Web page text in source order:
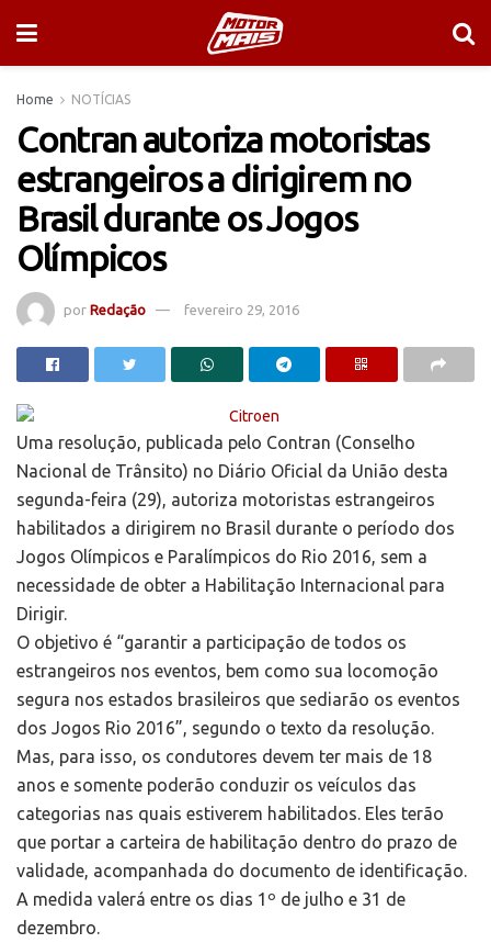
Home NOTÍCIAS
Contran autoriza motoristas
estrangeiros a dirigirem no
Brasil durante os Jogos
Olímpicos
por Redação fevereiro 29, 2016
Uma resolução, publicada pelo Contran (Conselho
Nacional de Trânsito) no Diário Oficial da União desta
segunda-feira (29), autoriza motoristas estrangeiros
habilitados a dirigirem no Brasil durante o período dos
Jogos Olímpicos e Paralímpicos do Rio 2016, sem a
necessidade de obter a Habilitação Internacional para
Dirigir.
O objetivo é “garantir a participação de todos os
estrangeiros nos eventos, bem como sua locomoção
segura nos estados brasileiros que sediarão os eventos
dos Jogos Rio 2016”, segundo o texto da resolução.
Mas, para isso, os condutores devem ter mais de 18
anos e somente poderão conduzir os veículos das
categorias nas quais estiverem habilitados. Eles terão
que portar a carteira de habilitação dentro do prazo de
validade, acompanhada do documento de identificação.
A medida valerá entre os dias 1º de julho e 31 de
dezembro.